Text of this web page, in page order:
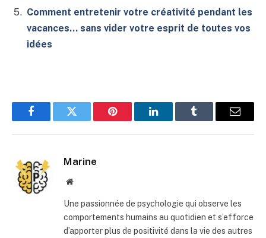
Comment entretenir votre créativité pendant les
vacances… sans vider votre esprit de toutes vos
idées
FacebookTwitter Pinterest LinkedInTumblr
E-
Marine
Site
Une passionnée de psychologie qui observe les
comportements humains au quotidien et s’efforce
d’apporter plus de positivité dans la vie des autres